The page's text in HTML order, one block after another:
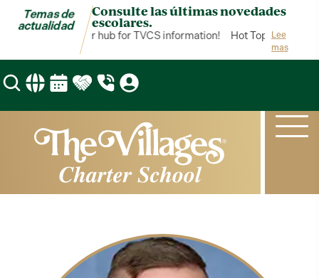
Temas de
actualidad
Consulte las últimas novedades
escolares.
Hot Topics is your hub for TVCS information! Hot Topics is your
Lee
mas